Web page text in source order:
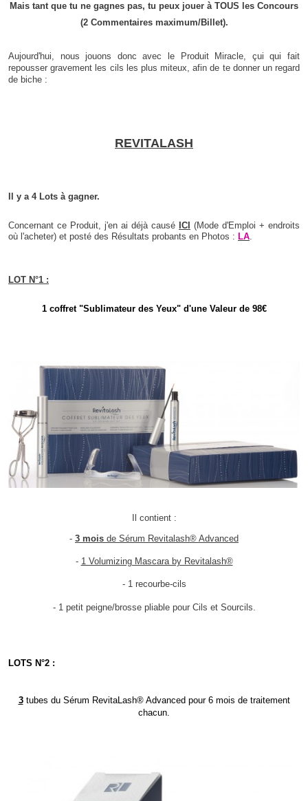
Mais tant que tu ne gagnes pas, tu peux jouer à TOUS les Concours
(2 Commentaires maximum/Billet).
Aujourd'hui, nous jouons donc avec le Produit Miracle, çui qui fait
repousser gravement les cils les plus miteux, afin de te donner un regard
de biche :
REVITALASH
Il y a 4 Lots à gagner.
Concernant ce Produit, j'en ai déjà causé ICI (Mode d'Emploi + endroits
où l'acheter) et posté des Résultats probants en Photos : LA.
LOT N°1 :
1 coffret "Sublimateur des Yeux" d'une Valeur de 98€
Il contient :
- 3 mois de Sérum Revitalash® Advanced
- 1 Volumizing Mascara by Revitalash®
- 1 recourbe-cils
- 1 petit peigne/brosse pliable pour Cils et Sourcils.
LOTS N°2 :
3tubes du Sérum RevitaLash® Advanced pour 6 mois de traitement
chacun.